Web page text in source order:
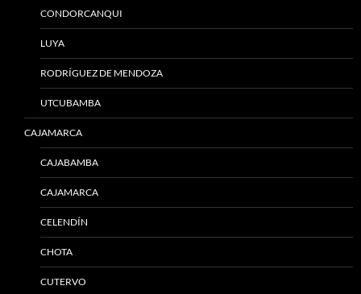
CONDORCANQUI
LUYA
RODRÍGUEZ DE MENDOZA
UTCUBAMBA
CAJAMARCA
CAJABAMBA
CAJAMARCA
CELENDÍN
CHOTA
CUTERVO